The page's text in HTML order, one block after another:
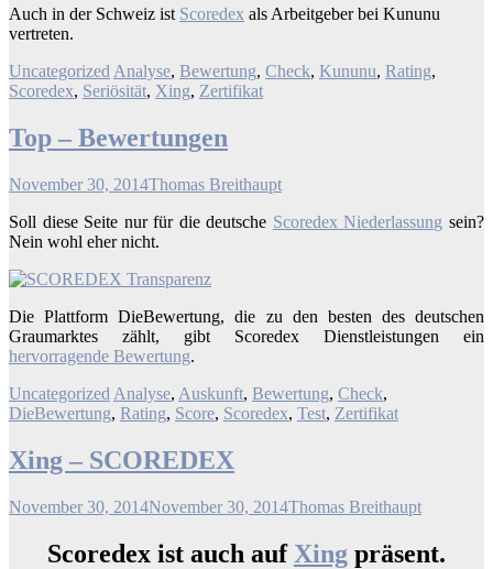
Auch in der Schweiz ist Scoredex als Arbeitgeber bei Kununu
vertreten.
Uncategorized Analyse, Bewertung, Check, Kununu, Rating,
Scoredex, Seriösität, Xing, Zertifikat
Top – Bewertungen
November 30, 2014Thomas Breithaupt
Soll diese Seite nur für die deutsche Scoredex Niederlassung sein?
Nein wohl eher nicht.
Die Plattform DieBewertung, die zu den besten des deutschen
Graumarktes zählt, gibt Scoredex Dienstleistungen ein
hervorragende Bewertung.
Uncategorized Analyse, Auskunft, Bewertung, Check,
DieBewertung, Rating, Score, Scoredex, Test, Zertifikat
Xing – SCOREDEX
November 30, 2014November 30, 2014Thomas Breithaupt
Scoredex ist auch auf Xing präsent.